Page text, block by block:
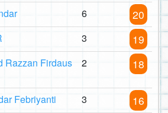
6 20
3 19
Razzan Firdaus
2 18
Febriyanti 3 16